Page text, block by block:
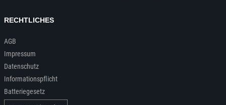
RECHTLICHES
AGB
Impressum
Datenschutz
Informationspflicht
Batteriegesetz